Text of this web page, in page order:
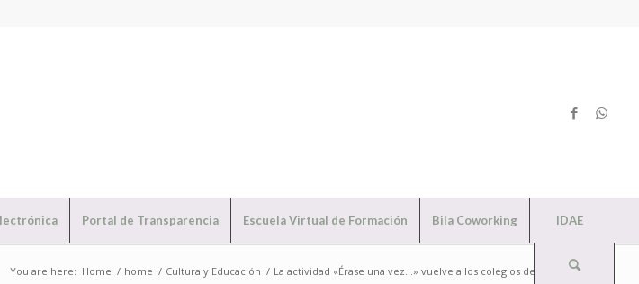
Portal de Transparencia Escuela Virtual de Formación Bila Coworking IDAE
You are here: Home / home / Cultura y Educación / La actividad «Érase una vez…» vuelve a los colegios del municipi...